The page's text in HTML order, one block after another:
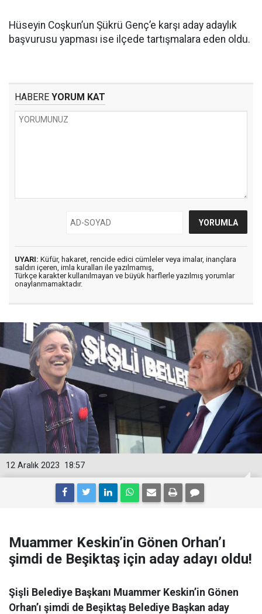
Hüseyin Coşkun’un Şükrü Genç’e karşı aday adaylık
başvurusu yapması ise ilçede tartışmalara eden oldu.
HABERE YORUM KAT
UYARI: Küfür, hakaret, rencide edici cümleler veya imalar, inançlara
saldırı içeren, imla kuralları ile yazılmamış,
Türkçe karakter kullanılmayan ve büyük harflerle yazılmış yorumlar
onaylanmamaktadır.
18:57
12 Aralık 2023
Muammer Keskin’in Gönen Orhan’ı
şimdi de Beşiktaş için aday adayı oldu!
Şişli Belediye Başkanı Muammer Keskin’in Gönen
Orhan’ı şimdi de Beşiktaş Belediye Başkan aday